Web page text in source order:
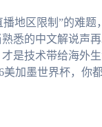
地区限制”的难
悉的中文解说声
是技术带给海外
美加墨世界杯，你